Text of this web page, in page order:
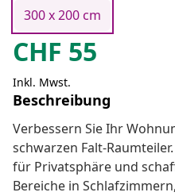
300 x 200 cm
CHF 55
Inkl. Mwst.
Beschreibung
Verbessern Sie Ihr
schwarzen Falt-
für Privatsphäre und
Bereiche in